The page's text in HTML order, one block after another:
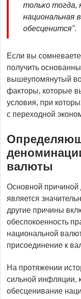
только тогда,
национальная
обесценится".
Если вы
получить
вышеупомянутый
факторы, которые
условия, при
с переходной
валюты
Основной
является
другие причины
обеспокоенность
национальной
присоединение к
На протяжении
сильной инфляции,
обесценивание